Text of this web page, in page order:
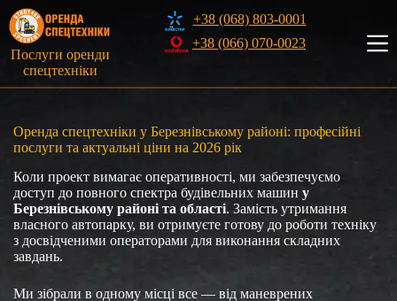
Перейти
до
вмісту
Послуги оренди
спецтехніки
+38 (068) 803-0001
+38 (066) 070-0023
Оренда спецтехніки у Березнівському районі: професійні
послуги та актуальні ціни на 2026 рік
Коли проект вимагає оперативності, ми забезпечуємо
доступ до повного спектра будівельних машин у
Березнівському районі та області. Замість утримання
власного автопарку, ви отримуєте готову до роботи техніку
з досвідченими операторами для виконання складних
завдань.
Ми зібрали в одному місці все — від маневрених